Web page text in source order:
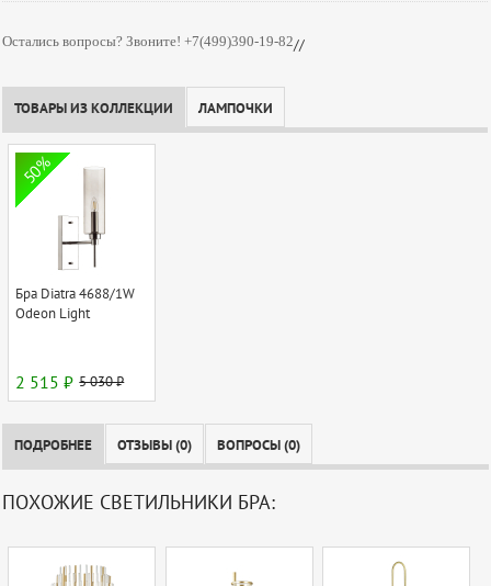
Остались вопросы? Звоните! +7(499)390-19-82//
ТОВАРЫ ИЗ КОЛЛЕКЦИИ ЛАМПОЧКИ
50%
Бра Diatra 4688/1W
Odeon Light
2 515 ₽ 5 030 ₽
ПОДРОБНЕЕ ОТЗЫВЫ (0) ВОПРОСЫ (0)
ПОХОЖИЕ СВЕТИЛЬНИКИ БРА: